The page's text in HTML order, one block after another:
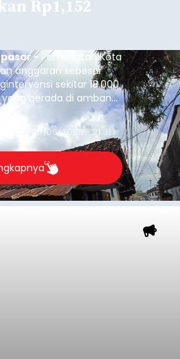
Rp1,152
- Pemerintah Kota
anggaran sebesar
sekitar 18.000
yang berada di ambang
strategis ini diambil
yang berada pada
agar tidak
Thu, 08/06/2026 - 21:31